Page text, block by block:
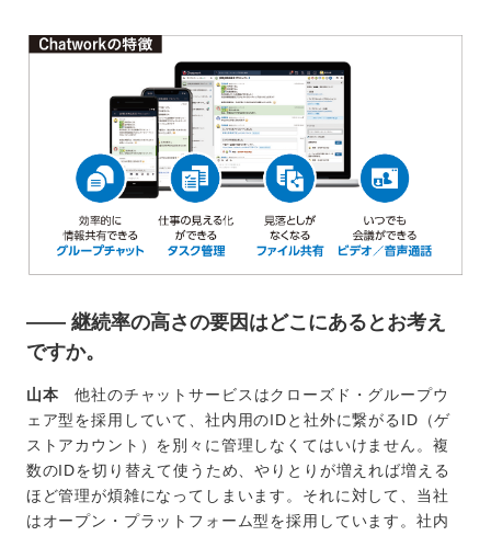
―― 継続率の高さの要因はどこにあるとお考え
ですか。
山本 他社のチャットサービスはクローズド・グループウ
ェア型を採用していて、社内用のIDと社外に繋がるID（ゲ
ストアカウント）を別々に管理しなくてはいけません。複
数のIDを切り替えて使うため、やりとりが増えれば増える
ほど管理が煩雑になってしまいます。それに対して、当社
はオープン・プラットフォーム型を採用しています。社内